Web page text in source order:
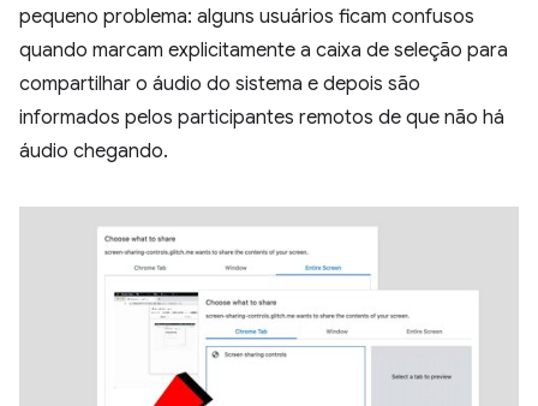
pequeno problema: alguns usuários ficam confusos
quando marcam explicitamente a caixa de seleção para
compartilhar o áudio do sistema e depois são
informados pelos participantes remotos de que não há
áudio chegando.